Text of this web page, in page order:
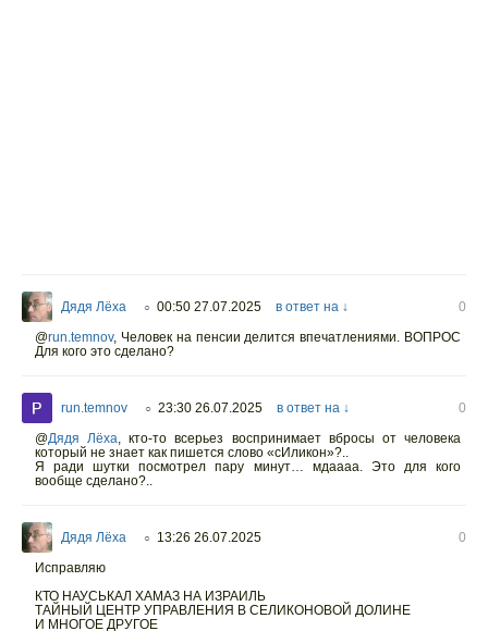
Дядя Лёха ○ 00:50 27.07.2025 в ответ на ↓
0
@run.temnov, Человек на пенсии делится впечатлениями. ВОПРОС
Для кого это сделано?
run.temnov ○ 23:30 26.07.2025 в ответ на ↓
0
@Дядя Лёха, кто-то всерьез воспринимает вбросы от человека
который не знает как пишется слово «сИликон»?..
Я ради шутки посмотрел пару минут… мдаааа. Это для кого
вообще сделано?..
Дядя Лёха ○ 13:26 26.07.2025
0
Исправляю
КТО НАУСЬКАЛ ХАМАЗ НА ИЗРАИЛЬ
ТАЙНЫЙ ЦЕНТР УПРАВЛЕНИЯ В СЕЛИКОНОВОЙ ДОЛИНЕ
И МНОГОЕ ДРУГОЕ